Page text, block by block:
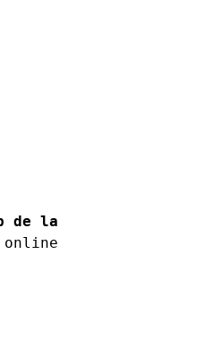
de la
online